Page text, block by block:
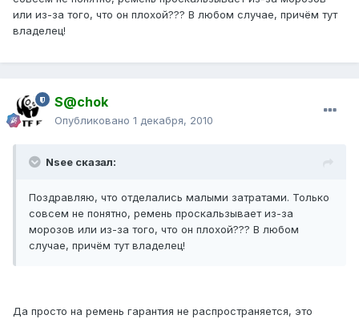
или из-за того, что он плохой??? В любом случае, причём тут
владелец!
S@chok
Опубликовано 1 декабря, 2010
Nsee сказал:
Поздравляю, что отделались малыми затратами. Только
совсем не понятно, ремень проскальзывает из-за
морозов или из-за того, что он плохой??? В любом
случае, причём тут владелец!
Да просто на ремень гарантия не распространяется, это